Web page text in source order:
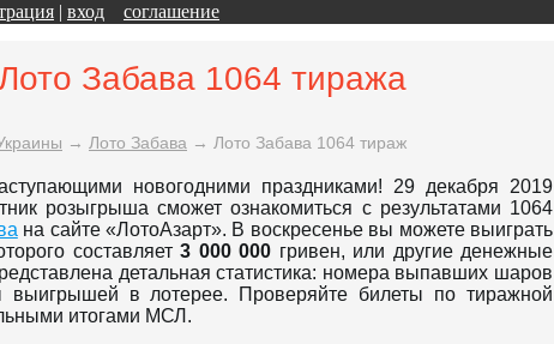
| вход соглашение
Лото Забава 1064 тиража
→ Лото Забава → Лото Забава 1064 тираж
новогодними праздниками! 29 декабря 2019
розыгрыша сможет ознакомиться с результатами 1064
на сайте «ЛотоАзарт». В воскресенье вы можете выиграть
составляет 3 000 000 гривен, или другие денежные
детальная статистика: номера выпавших шаров
выигрышей в лотерее. Проверяйте билеты по тиражной
итогами МСЛ.